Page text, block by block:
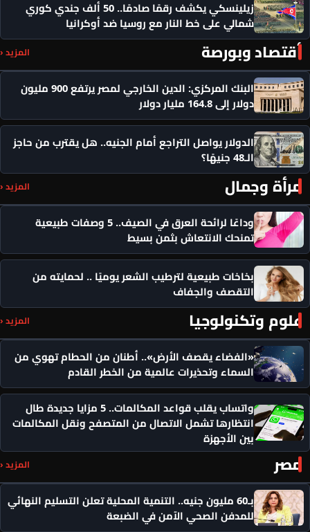
زيلينسكي يكشف رقمًا صادمًا.. 50 ألف جندي كوري
شمالي على خط النار مع روسيا ضد أوكرانيا
أقتصاد وبورصة المزيد ‹
البنك المركزي: الدين الخارجي لمصر يرتفع 900 مليون
دولار إلى 164.8 مليار دولار
الدولار يواصل التراجع أمام الجنيه.. هل يقترب من حاجز
الـ48 جنيهًا؟
مرأة وجمال المزيد ‹
وداعًا لرائحة العرق في الصيف.. 5 وصفات طبيعية
تمنحك الانتعاش بثمن بسيط
بخاخات طبيعية لترطيب الشعر يوميًا .. لحمايته من
التقصف والجفاف
علوم وتكنولوجيا المزيد ‹
«الفضاء يقصف الأرض».. أطنان من الحطام تهوي من
السماء وتحذيرات عالمية من الخطر القادم
واتساب يقلب قواعد المكالمات.. 5 مزايا جديدة طال
انتظارها تشمل الاتصال من المتصفح ونقل المكالمات
بين الأجهزة
مصر المزيد ‹
بـ60 مليون جنيه.. التنمية المحلية تعلن التسليم النهائي
للمدفن الصحي الآمن في الضبعة